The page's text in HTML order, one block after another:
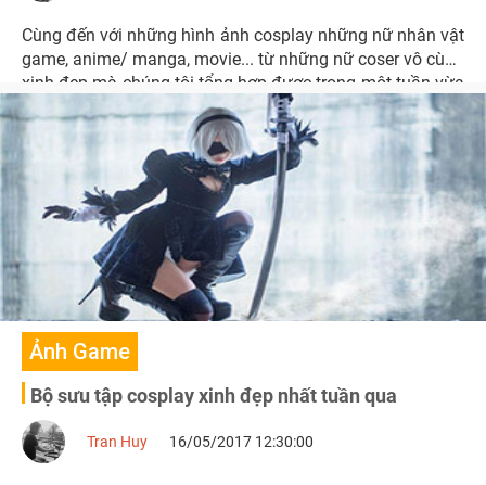
Cùng đến với những hình ảnh cosplay những nữ nhân vật
game, anime/ manga, movie... từ những nữ coser vô cùng
xinh đẹp mà chúng tôi tổng hợp được trong một tuần vừa
Ảnh Game
Bộ sưu tập cosplay xinh đẹp nhất tuần qua
Tran Huy 16/05/2017 12:30:00